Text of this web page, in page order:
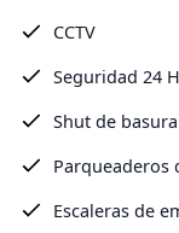
CCTV
Seguridad 24
Shut de basura
Parqueaderos
Escaleras de